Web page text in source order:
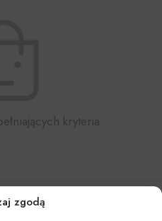
zgodą
kryteria